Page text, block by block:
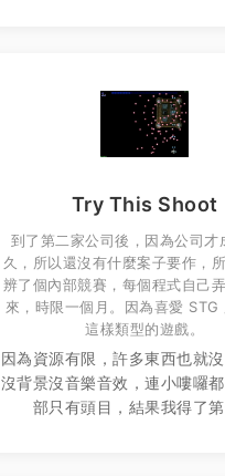
Try This Shoot
到了第二家公司後，因為公司才
久，所以還沒有什麼案子要作，
辨了個內部競賽，每個程式自己
來，時限一個月。因為喜愛 STG
這樣類型的遊戲。
因為資源有限，許多東西也就沒
沒背景沒音樂音效，連小嘍囉
部只有頭目，結果我得了第